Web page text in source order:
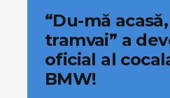
“Du-mă
tramvai” a
oficial al
BMW!